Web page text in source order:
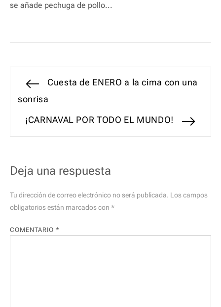
se añade pechuga de pollo...
Navegación
de
entradas
Entrada
anterior:
Cuesta de ENERO a la cima con una
sonrisa
Entrada
¡CARNAVAL POR TODO EL MUNDO!
Deja una respuesta
Tu dirección de correo electrónico no será publicada. Los campos
obligatorios están marcados con *
COMENTARIO *